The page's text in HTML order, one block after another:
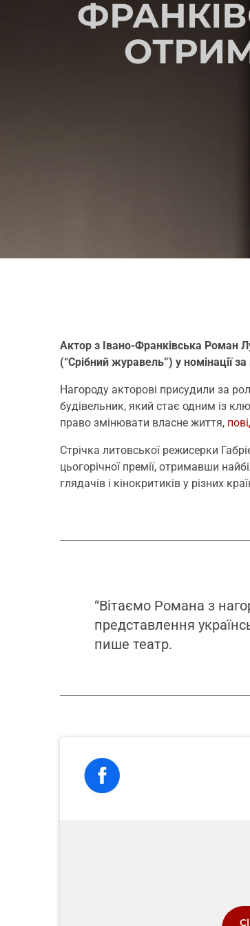
Актор з Івано-Франківська Роман
(“Срібний журавель”) у номінації
Нагороду акторові присудили за
будівельник, який стає одним із
право змінювати власне життя,
Стрічка литовської режисерки
цьогорічної премії, отримавши
глядачів і кінокритиків у різних
“Вітаємо Романа з
представлення
пише театр.